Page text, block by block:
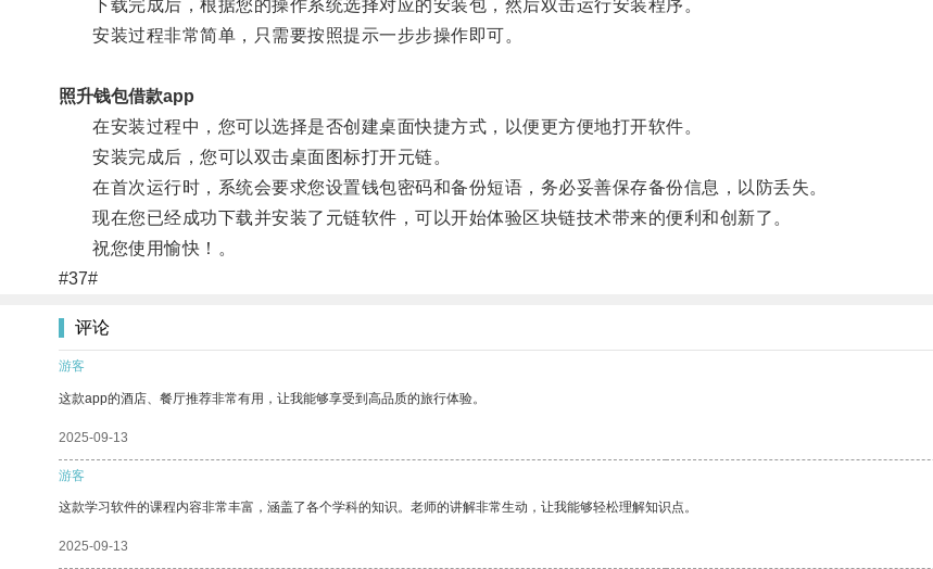
下载完成后，根据您的操作系统选择对应的安装包，然后双击运行安装程序。
安装过程非常简单，只需要按照提示一步步操作即可。
照升钱包借款app
在安装过程中，您可以选择是否创建桌面快捷方式，以便更方便地打开软件。
安装完成后，您可以双击桌面图标打开元链。
在首次运行时，系统会要求您设置钱包密码和备份短语，务必妥善保存备份信息，以防丢失。
现在您已经成功下载并安装了元链软件，可以开始体验区块链技术带来的便利和创新了。
祝您使用愉快！。
#37#
评论
游客
这款app的酒店、餐厅推荐非常有用，让我能够享受到高品质的旅行体验。
2025-09-13
游客
这款学习软件的课程内容非常丰富，涵盖了各个学科的知识。老师的讲解非常生动，让我能够轻松理解知识点。
2025-09-13